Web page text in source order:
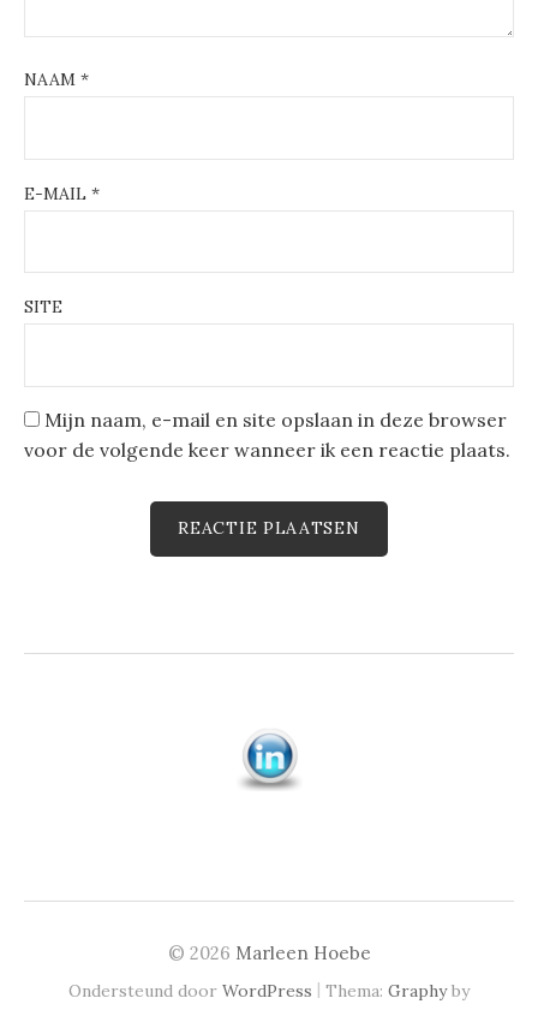
NAAM *
E-MAIL *
SITE
Mijn naam, e-mail en site opslaan in deze browser
voor de volgende keer wanneer ik een reactie plaats.
© 2026 Marleen Hoebe
Ondersteund door WordPress | Thema: Graphyby